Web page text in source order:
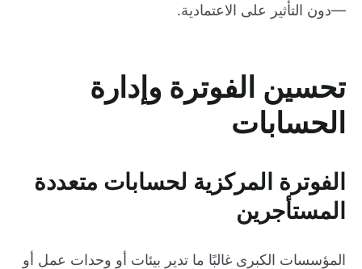
—دون التأثير على الاعتمادية.
تحسين الفوترة وإدارة
الحسابات
الفوترة المركزية لحسابات متعددة
المستأجرين
المؤسسات الكبرى غالبًا ما تدير بيئات أو وحدات عمل أو